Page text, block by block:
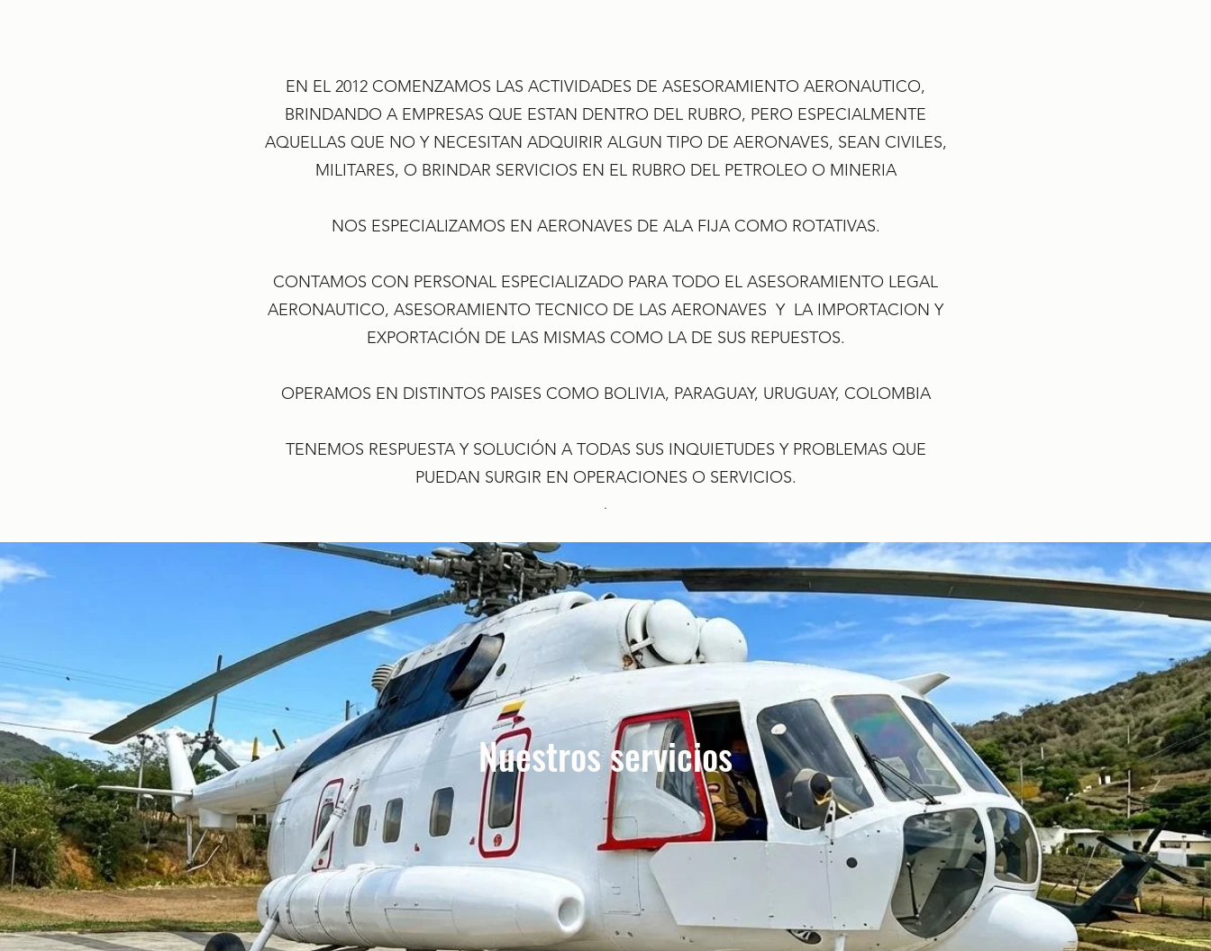
EN EL 2012 COMENZAMOS LAS ACTIVIDADES DE ASESORAMIENTO AERONAUTICO,
BRINDANDO A EMPRESAS QUE ESTAN DENTRO DEL RUBRO, PERO ESPECIALMENTE
AQUELLAS QUE NO Y NECESITAN ADQUIRIR ALGUN TIPO DE AERONAVES, SEAN CIVILES,
MILITARES, O BRINDAR SERVICIOS EN EL RUBRO DEL PETROLEO O MINERIA
NOS ESPECIALIZAMOS EN AERONAVES DE ALA FIJA COMO ROTATIVAS.
CONTAMOS CON PERSONAL ESPECIALIZADO PARA TODO EL ASESORAMIENTO LEGAL
AERONAUTICO, ASESORAMIENTO TECNICO DE LAS AERONAVES Y LA IMPORTACION Y
EXPORTACIÓN DE LAS MISMAS COMO LA DE SUS REPUESTOS.
OPERAMOS EN DISTINTOS PAISES COMO BOLIVIA, PARAGUAY, URUGUAY, COLOMBIA
TENEMOS RESPUESTA Y SOLUCIÓN A TODAS SUS INQUIETUDES Y PROBLEMAS QUE
PUEDAN SURGIR EN OPERACIONES O SERVICIOS.
.
Nuestros servicios